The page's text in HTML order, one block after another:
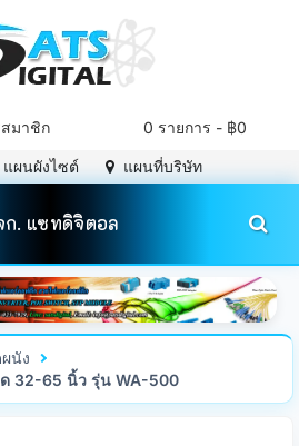
0 รายการ - ฿0
มาชิก
แผนผังไซต์ แผนที่บริษัท
ก. แซทดิจิตอล
นัง
32-65 นิ้ว รุ่น WA-500